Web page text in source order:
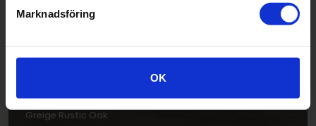
Marknadsföring
OK
Greige Rustic Oak